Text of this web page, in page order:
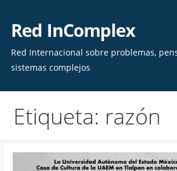
content
Red InComplex
Red Internacional sobre problemas,
sistemas complejos
Etiqueta: razón